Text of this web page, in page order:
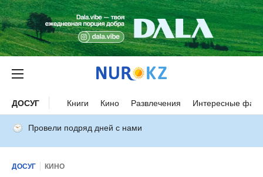
ДОСУГ Книги Кино Развлечения Интересные
Провели подряд дней с нами
ДОСУГ КИНО